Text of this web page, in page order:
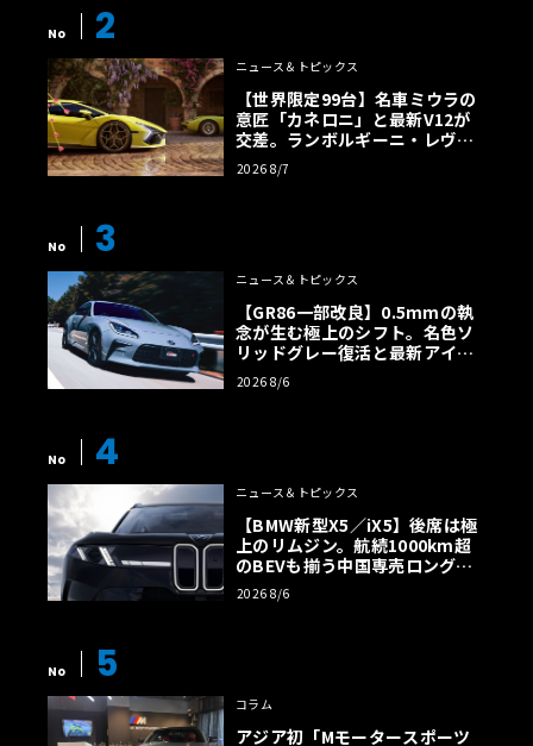
No 2
ニュース＆トピックス
【世界限定99台】名車ミウラの
意匠「カネロニ」と最新V12が
交差。ランボルギーニ・レヴエ
ルトに60周年記念車が登場
2026 8/7
No 3
ニュース＆トピックス
【GR86一部改良】0.5mmの執
念が生む極上のシフト。名色ソ
リッドグレー復活と最新アイサ
イトでFRの極みへ
2026 8/6
No 4
ニュース＆トピックス
【BMW新型X5／iX5】後席は極
上のリムジン。航続1000km超
のBEVも揃う中国専売ロング仕
様の全貌
2026 8/6
No 5
コラム
アジア初「Mモータースポーツ